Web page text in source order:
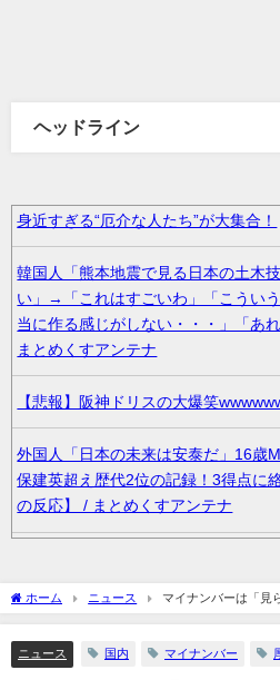
ヘッドライン
身近すぎる“厄介な人たち”が大集合！
韓国人「熊本地震で見る日本の土木
い」→「これはすごいわ」「こうい
当に作る感じがしない・・・」「あ
まとめくすアンテナ
【悲報】阪神ドリスの大爆笑
外国人「日本の未来は安泰だ」16歳
保建英超え歴代2位の記録！3得点に
の反応】 / まとめくすアンテナ
Edition』3,713 本 / まとめくすアン
くすアンテナ
ホーム ニュース
マイナンバーは「
め、キャッシュカードの感覚で
ニュース 国内 マイナンバー